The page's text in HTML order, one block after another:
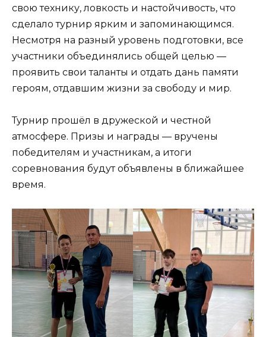
свою технику, ловкость и настойчивость, что
сделало турнир ярким и запоминающимся.
Несмотря на разный уровень подготовки, все
участники объединялись общей целью —
проявить свои таланты и отдать дань памяти
героям, отдавшим жизни за свободу и мир.
Турнир прошёл в дружеской и честной
атмосфере. Призы и награды — вручены
победителям и участникам, а итоги
соревнования будут объявлены в ближайшее
время.